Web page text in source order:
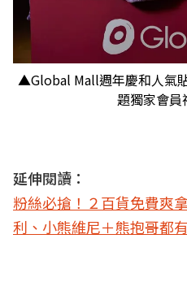
▲Global Mall週年慶和人氣
題獨家會員
延伸閱讀：
粉絲必搶！２百貨免費爽
利、小熊維尼＋熊抱哥都有